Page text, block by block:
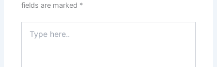
fields are marked *
here..